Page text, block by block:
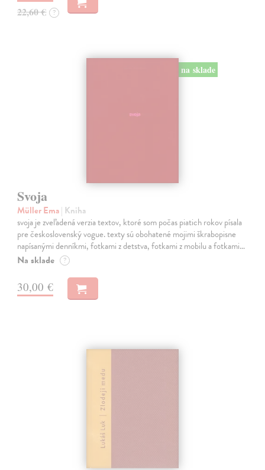
22,60 € ?
na sklade
Svoja
Müller Ema| Kniha
svoja je zveľadená verzia textov, ktoré som počas piatich rokov písala
pre československý vogue. texty sú obohatené mojimi škrabopisne
napísanými denníkmi, fotkami z detstva, fotkami z mobilu a fotkami…
Na sklade ?
30,00 €